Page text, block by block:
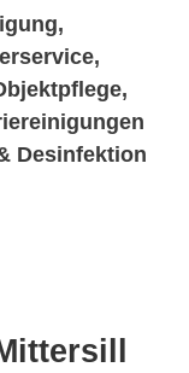
Desinfektion